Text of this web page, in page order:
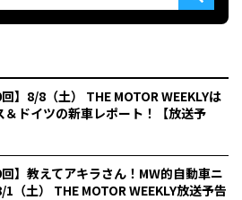
回】8/8（土） THE MOTOR WEEKLYは
＆ドイツの新車レポート！【放送予
回】教えてアキラさん！MW的自動車ニ
1（土） THE MOTOR WEEKLY放送予告